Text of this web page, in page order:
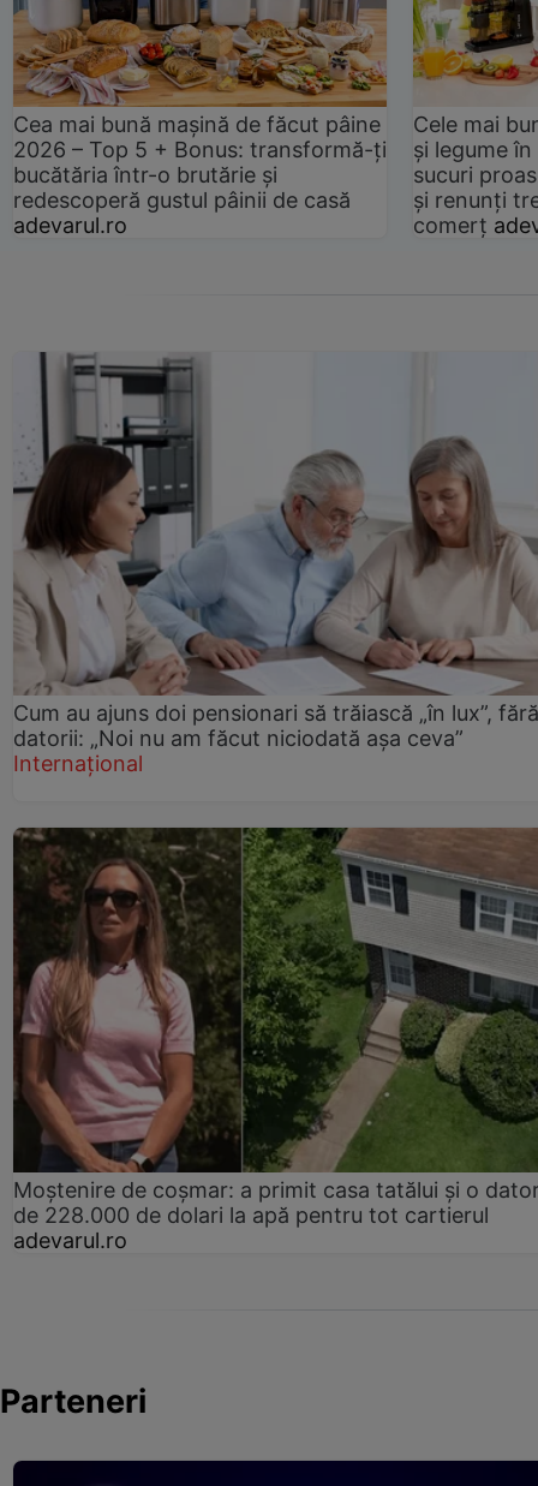
Cea mai bună mașină de făcut pâine
2026 – Top 5 + Bonus: transformă-ți
bucătăria într-o brutărie și
redescoperă gustul pâinii de casă
adevarul.ro
Cele mai
și legume
sucuri
și renunți
comerț
Cum au ajuns doi pensionari să trăiască „în lux”, fără
datorii: „Noi nu am făcut niciodată așa ceva”
Internațional
Moștenire de coșmar: a primit casa tatălui și o
de 228.000 de dolari la apă pentru tot cartierul
adevarul.ro
Parteneri